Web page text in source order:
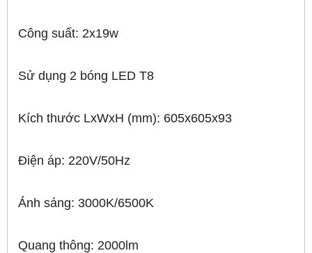
Công suất: 2x19w
Sử dụng 2 bóng LED T8
Kích thước LxWxH (mm): 605x605x93
Điện áp: 220V/50Hz
Ánh sáng: 3000K/6500K
Quang thông: 2000lm